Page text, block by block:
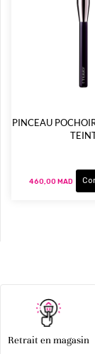
PINCEAU
460,00 MAD
Retrait en magasin